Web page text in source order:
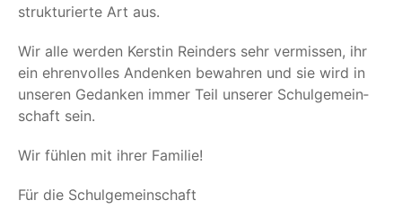
struk­tu­rier­te Art aus.
Wir alle wer­den Kers­tin Reinders sehr ver­mis­sen, ihr
ein ehren­vol­les Andenken bewah­ren und sie wird in
unse­ren Gedan­ken immer Teil unse­rer Schul­ge­mein­
schaft sein.
Wir füh­len mit ihrer Familie!
Für die Schulgemeinschaft